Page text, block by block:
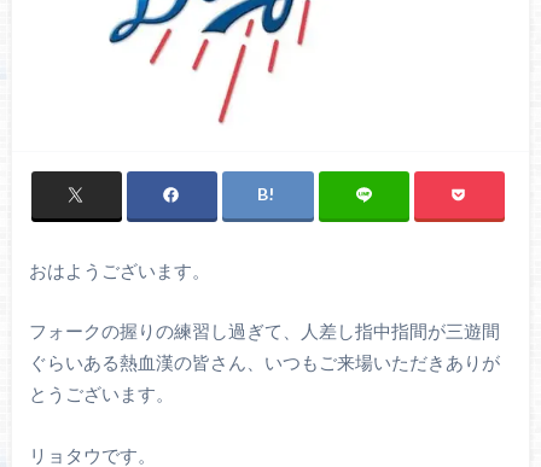
おはようございます。
フォークの握りの練習し過ぎて、人差し指中指間が三遊間
ぐらいある熱血漢の皆さん、いつもご来場いただきありが
とうございます。
リョタウです。